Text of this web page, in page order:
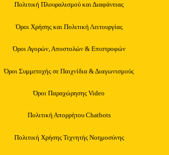
Πολιτική Πλουραλισμού και Διαφάνειας
Όροι Χρήσης και Πολιτική Λειτουργίας
Όροι Αγορών, Αποστολών & Επιστροφών
Όροι Συμμετοχής σε Παιχνίδια & Διαγωνισμούς
Όροι Παραχώρησης Video
Πολιτική Απορρήτου Chatbots
Πολιτική Χρήσης Τεχνητής Νοημοσύνης